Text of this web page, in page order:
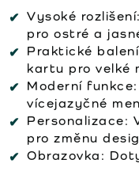
Vysoké rozlišení:
pro ostré a
Praktické
kartu pro velké
Moderní funkce:
vícejazyčné
Personalizace:
pro změnu
Obrazovka: